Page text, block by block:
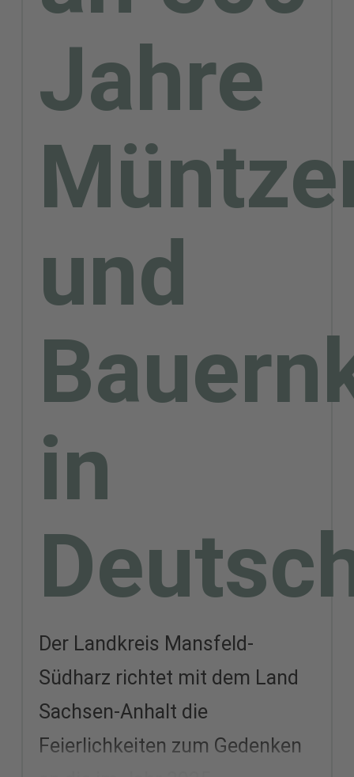
Jahre
und
in
Der Landkreis Mansfeld-
Südharz richtet mit dem Land
Sachsen-Anhalt die
Feierlichkeiten zum Gedenken